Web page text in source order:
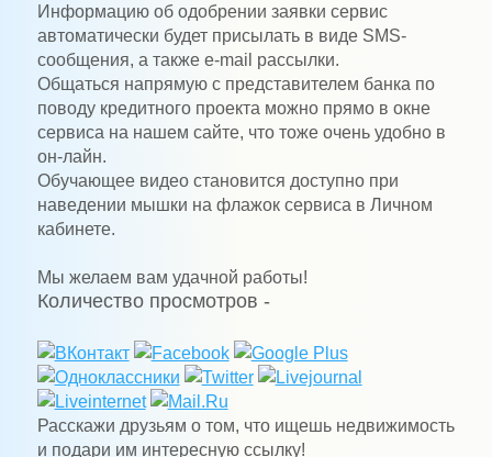
Информацию об одобрении заявки сервис
автоматически будет присылать в виде SMS-
сообщения, а также e-mail рассылки.
Общаться напрямую с представителем банка по
поводу кредитного проекта можно прямо в окне
сервиса на нашем сайте, что тоже очень удобно в
он-лайн.
Обучающее видео становится доступно при
наведении мышки на флажок сервиса в Личном
кабинете.
Мы желаем вам удачной работы!
Количество просмотров -
Расскажи друзьям о том, что ищешь недвижимость
и подари им интересную ссылку!